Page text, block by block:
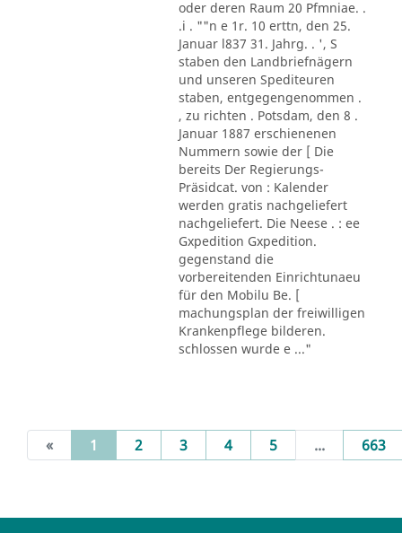
oder deren Raum 20 Pfmniae. .
.i . ""n e 1r. 10 erttn, den 25.
Januar l837 31. Jahrg. . ', S
staben den Landbriefnägern
und unseren Spediteuren
staben, entgegengenommen .
, zu richten . Potsdam, den 8 .
Januar 1887 erschienenen
Nummern sowie der [ Die
bereits Der Regierungs-
Präsidcat. von : Kalender
werden gratis nachgeliefert
nachgeliefert. Die Neese . : ee
Gxpedition Gxpedition.
gegenstand die
vorbereitenden Einrichtunaeu
für den Mobilu Be. [
machungsplan der freiwilligen
Krankenpflege bilderen.
schlossen wurde e ..."
« 1 (current)
2 3 4 5 ... 663